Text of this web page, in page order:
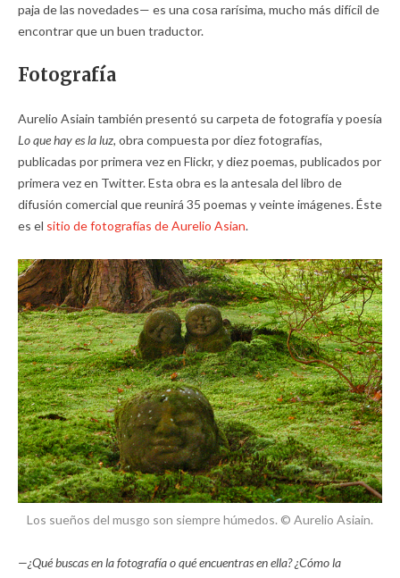
paja de las novedades— es una cosa rarísima, mucho más difícil de
encontrar que un buen traductor.
Fotografía
Aurelio Asiain también presentó su carpeta de fotografía y poesía
Lo que hay es la luz, obra compuesta por diez fotografías,
publicadas por primera vez en Flickr, y diez poemas, publicados por
primera vez en Twitter. Esta obra es la antesala del libro de
difusión comercial que reunirá 35 poemas y veinte imágenes. Éste
es el sitio de fotografías de Aurelio Asian.
Los sueños del musgo son siempre húmedos. © Aurelio Asiain.
—¿Qué buscas en la fotografía o qué encuentras en ella? ¿Cómo la